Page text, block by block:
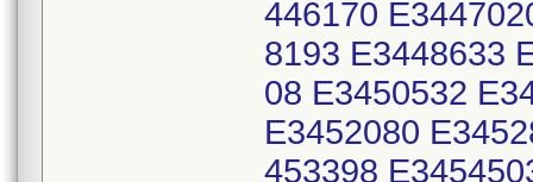
446170
8193 E3448633
08 E3450532
E3452080
453398